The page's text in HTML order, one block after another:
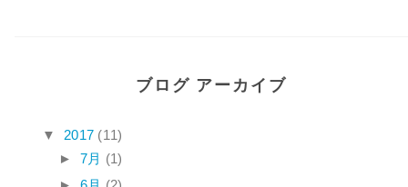
ブログ アーカイブ
▼ 2017 (11)
► 7月 (1)